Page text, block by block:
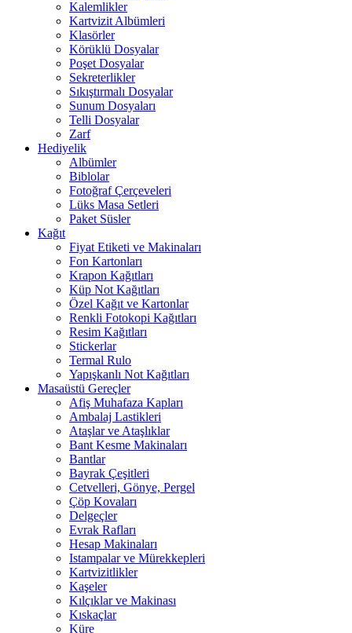
Kalemlikler
Kartvizit Albümleri
Klasörler
Körüklü Dosyalar
Poşet Dosyalar
Sekreterlikler
Sıkıştırmalı Dosyalar
Sunum Dosyaları
Telli Dosyalar
Zarf
Hediyelik
Albümler
Biblolar
Fotoğraf Çerçeveleri
Lüks Masa Setleri
Paket Süsler
Kağıt
Fiyat Etiketi ve Makinaları
Fon Kartonları
Krapon Kağıtları
Küp Not Kağıtları
Özel Kağıt ve Kartonlar
Renkli Fotokopi Kağıtları
Resim Kağıtları
Stickerlar
Termal Rulo
Yapışkanlı Not Kağıtları
Masaüstü Gereçler
Afiş Muhafaza Kapları
Ambalaj Lastikleri
Ataşlar ve Ataşlıklar
Bant Kesme Makinaları
Bantlar
Bayrak Çeşitleri
Cetvelleri, Gönye, Pergel
Çöp Kovaları
Delgeçler
Evrak Rafları
Hesap Makinaları
Istampalar ve Mürekkepleri
Kartvizitlikler
Kaşeler
Kılçıklar ve Makinası
Kıskaçlar
Küre